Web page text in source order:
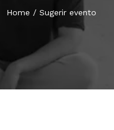
Home / Sugerir evento